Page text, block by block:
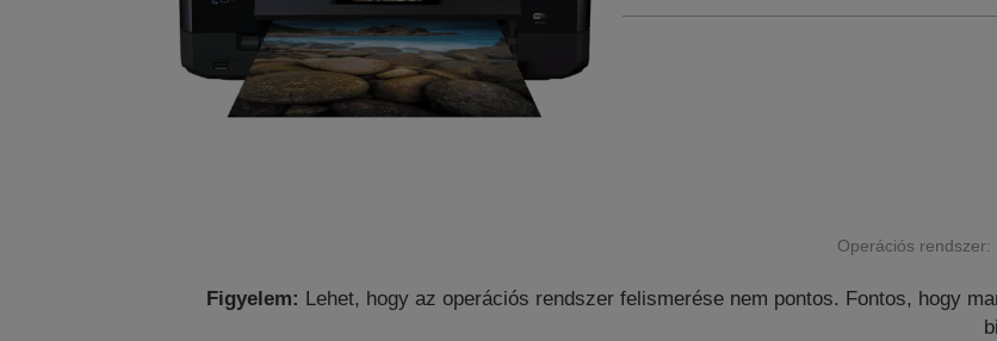
Operációs rendszer:
Figyelem: Lehet, hogy az operációs rendszer felismerése nem pontos. Fontos, hogy